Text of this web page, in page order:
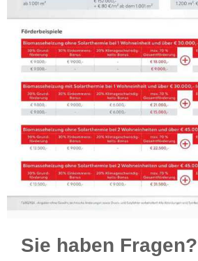
Sie haben Fragen?